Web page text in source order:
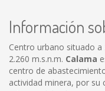
Información
Centro urbano situado
2.260 m.s.n.m. Calama
centro de
actividad minera, por su